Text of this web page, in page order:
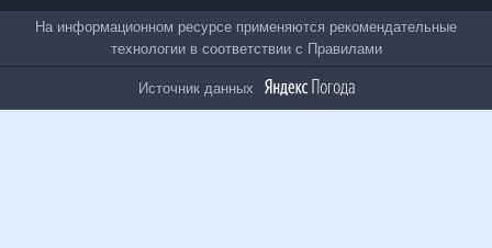
Все проекты
На информационном ресурсе применяются
рекомендательные технологии в соответствии с